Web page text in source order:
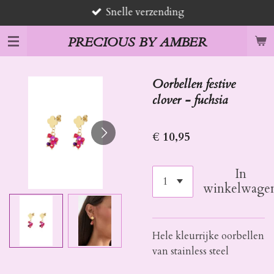
direct
naar
de
hoofdinhoud
PRECIOUS BY AMBER
Snelle verzending
Oorbellen festive
clover - fuchsia
€ 10,95
In
Hele kleurrijke oorbellen
van stainless steel